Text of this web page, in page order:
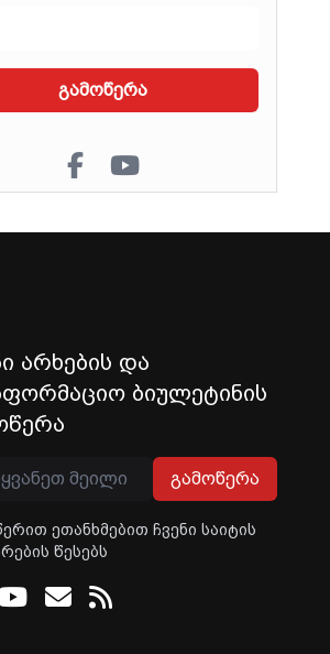
გამოწერა
არხების და
ბიულეტინის
გამოწერა
ეთანხმებით ჩვენი საიტის
წესებს
Email
RSS